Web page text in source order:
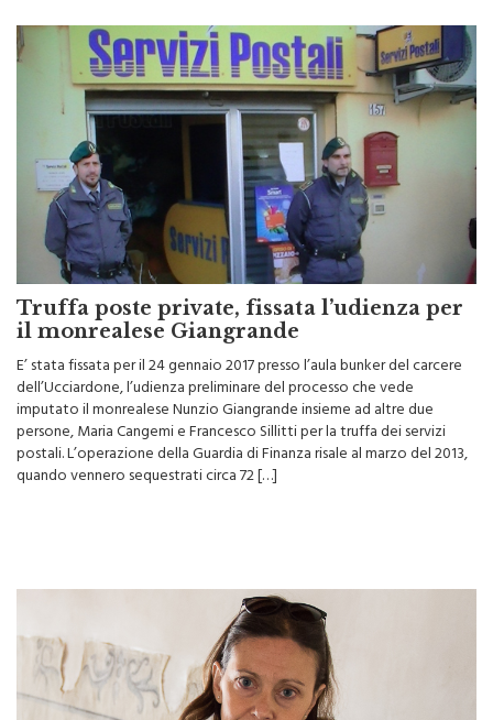
Truffa poste private, fissata l’udienza per
il monrealese Giangrande
E’ stata fissata per il 24 gennaio 2017 presso l’aula bunker del carcere
dell’Ucciardone, l’udienza preliminare del processo che vede
imputato il monrealese Nunzio Giangrande insieme ad altre due
persone, Maria Cangemi e Francesco Sillitti per la truffa dei servizi
postali. L’operazione della Guardia di Finanza risale al marzo del 2013,
quando vennero sequestrati circa 72 […]